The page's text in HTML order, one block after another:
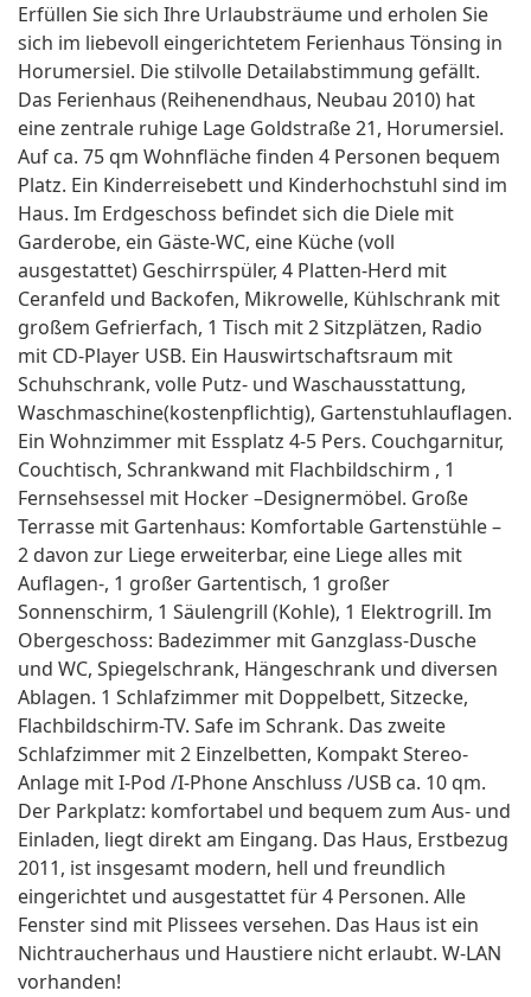
Erfüllen Sie sich Ihre Urlaubsträume und erholen Sie
sich im liebevoll eingerichtetem Ferienhaus Tönsing in
Horumersiel. Die stilvolle Detailabstimmung gefällt.
Das Ferienhaus (Reihenendhaus, Neubau 2010) hat
eine zentrale ruhige Lage Goldstraße 21, Horumersiel.
Auf ca. 75 qm Wohnfläche finden 4 Personen bequem
Platz. Ein Kinderreisebett und Kinderhochstuhl sind im
Haus. Im Erdgeschoss befindet sich die Diele mit
Garderobe, ein Gäste-WC, eine Küche (voll
ausgestattet) Geschirrspüler, 4 Platten-Herd mit
Ceranfeld und Backofen, Mikrowelle, Kühlschrank mit
großem Gefrierfach, 1 Tisch mit 2 Sitzplätzen, Radio
mit CD-Player USB. Ein Hauswirtschaftsraum mit
Schuhschrank, volle Putz- und Waschausstattung,
Waschmaschine(kostenpflichtig), Gartenstuhlauflagen.
Ein Wohnzimmer mit Essplatz 4-5 Pers. Couchgarnitur,
Couchtisch, Schrankwand mit Flachbildschirm , 1
Fernsehsessel mit Hocker –Designermöbel. Große
Terrasse mit Gartenhaus: Komfortable Gartenstühle –
2 davon zur Liege erweiterbar, eine Liege alles mit
Auflagen-, 1 großer Gartentisch, 1 großer
Sonnenschirm, 1 Säulengrill (Kohle), 1 Elektrogrill. Im
Obergeschoss: Badezimmer mit Ganzglass-Dusche
und WC, Spiegelschrank, Hängeschrank und diversen
Ablagen. 1 Schlafzimmer mit Doppelbett, Sitzecke,
Flachbildschirm-TV. Safe im Schrank. Das zweite
Schlafzimmer mit 2 Einzelbetten, Kompakt Stereo-
Anlage mit I-Pod /I-Phone Anschluss /USB ca. 10 qm.
Der Parkplatz: komfortabel und bequem zum Aus- und
Einladen, liegt direkt am Eingang. Das Haus, Erstbezug
2011, ist insgesamt modern, hell und freundlich
eingerichtet und ausgestattet für 4 Personen. Alle
Fenster sind mit Plissees versehen. Das Haus ist ein
Nichtraucherhaus und Haustiere nicht erlaubt. W-LAN
vorhanden!